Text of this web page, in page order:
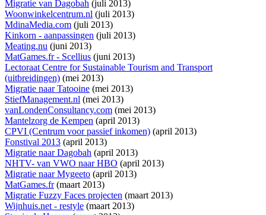
Migratie van Dagobah (juli 2013)
Woonwinkelcentrum.nl (juli 2013)
MdinaMedia.com (juli 2013)
Kinkorn - aanpassingen (juli 2013)
Meating.nu (juni 2013)
MatGames.fr - Scellius (juni 2013)
Lectoraat Centre for Sustainable Tourism and Transport
(uitbreidingen) (mei 2013)
Migratie naar Tatooine (mei 2013)
StiefManagement.nl (mei 2013)
vanLondenConsultancy.com (mei 2013)
Mantelzorg de Kempen (april 2013)
CPVI (Centrum voor passief inkomen) (april 2013)
Fonstival 2013 (april 2013)
Migratie naar Dagobah (april 2013)
NHTV- van VWO naar HBO (april 2013)
Migratie naar Mygeeto (april 2013)
MatGames.fr(maart 2013)
Migratie Fuzzy Faces projecten (maart 2013)
Wijnhuis.net - restyle (maart 2013)